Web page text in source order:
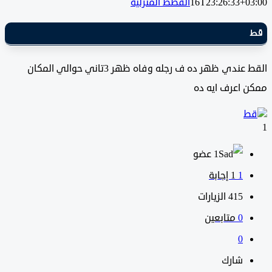
القط عندي ظهر ده ف رجله وفاه ظهر 3تاني حوالي المكان
اعرف ايه ده
‫1 عضو
415 الزيارات
متابعين
شارك